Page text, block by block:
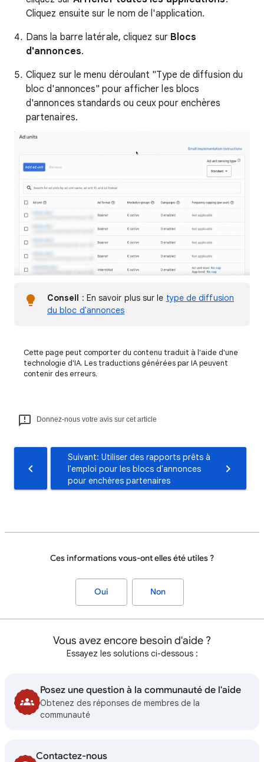
Cliquez ensuite sur le nom de l'application.
Dans la barre latérale, cliquez sur Blocs
d'annonces.
Cliquez sur le menu déroulant "Type de diffusion du
bloc d'annonces" pour afficher les blocs
d'annonces standards ou ceux pour enchères
partenaires.
Conseil : En savoir plus sur le type de diffusion
du bloc d'annonces
Cette page peut comporter du contenu traduit à l'aide d'une
technologie d'IA. Les traductions générées par IA peuvent
contenir des erreurs.
Donnez-nous votre avis sur cet article
Suivant: Utiliser des rapports prêts à
l'emploi pour les blocs d'annonces
pour enchères partenaires
Ces informations vous-ont elles été utiles ?
Oui Non
Vous avez encore besoin d'aide ?
Essayez les solutions ci-dessous :
Posez une question à la communauté de l'aide
Obtenez des réponses de membres de la
communauté
Contactez-nous